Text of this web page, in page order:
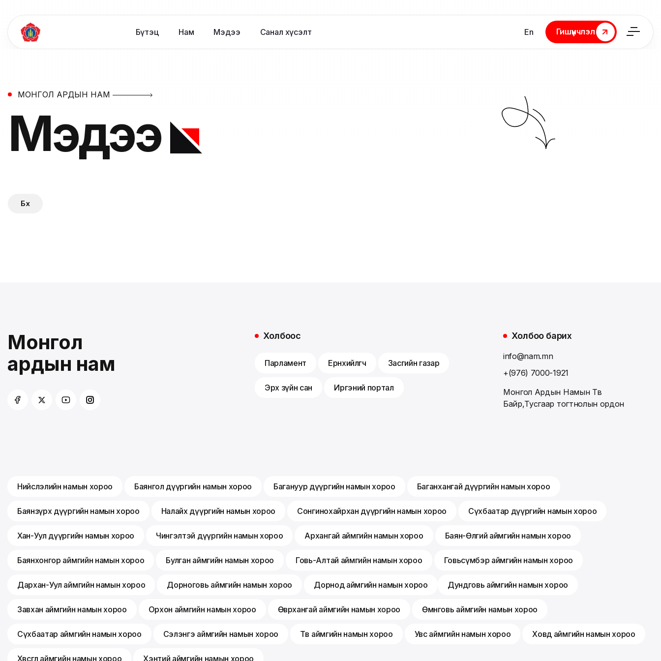
Бүтэц Нам Мэдээ Санал хүсэлт En
Гишүүнчлэл
Гишүүнчлэл
МОНГОЛ АРДЫН НАМ
Мэдээ
Бүх
Монгол
ардын нам
Холбоос
Парламент Ерөнхийлөгч Засгийн газар
Эрх зүйн сан Иргэний портал
Холбоо барих
info@nam.mn
+(976) 7000-1921
Монгол Ардын Намын Төв
Байр,Тусгаар тогтнолын ордон
Нийслэлийн намын хороо Баянгол дүүргийн намын хороо Багануур дүүргийн намын хороо Баганхангай дүүргийн намын хороо
Баянзүрх дүүргийн намын хороо Налайх дүүргийн намын хороо Сонгинохайрхан дүүргийн намын хороо Сүхбаатар дүүргийн намын хороо
Хан-Уул дүүргийн намын хороо Чингэлтэй дүүргийн намын хороо Архангай аймгийн намын хороо Баян-Өлгий аймгийн намын хороо
Баянхонгор аймгийн намын хороо Булган аймгийн намын хороо Говь-Алтай аймгийн намын хороо Говьсүмбэр аймгийн намын хороо
Дархан-Уул аймгийн намын хороо Дорноговь аймгийн намын хороо Дорнод аймгийн намын хороо Дундговь аймгийн намын хороо
Завхан аймгийн намын хороо Орхон аймгийн намын хороо Өвөрхангай аймгийн намын хороо Өмнөговь аймгийн намын хороо
Сүхбаатар аймгийн намын хороо Сэлэнгэ аймгийн намын хороо Төв аймгийн намын хороо Увс аймгийн намын хороо Ховд аймгийн намын хороо
Хөвсгөл аймгийн намын хороо Хэнтий аймгийн намын хороо